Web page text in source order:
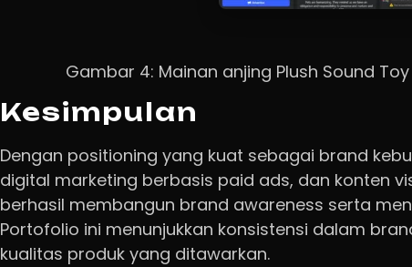
Gambar 4: Mainan anjing Plush Sound
Kesimpulan
Dengan positioning yang kuat sebagai brand
digital marketing berbasis paid ads, dan konten
berhasil membangun brand awareness serta
Portofolio ini menunjukkan konsistensi dalam
kualitas produk yang ditawarkan.